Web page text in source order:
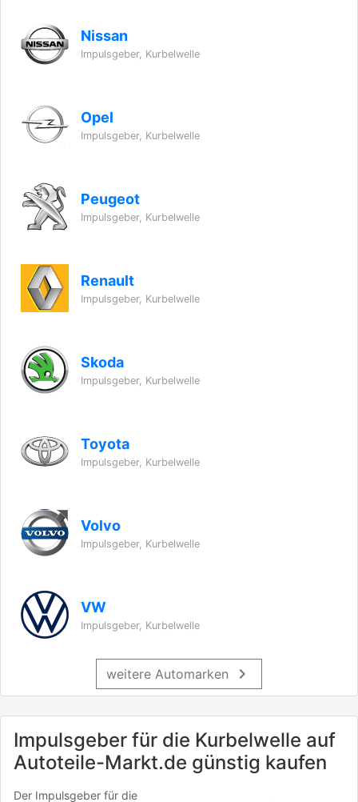
Nissan
Impulsgeber, Kurbelwelle
Opel
Impulsgeber, Kurbelwelle
Peugeot
Impulsgeber, Kurbelwelle
Renault
Impulsgeber, Kurbelwelle
Skoda
Impulsgeber, Kurbelwelle
Toyota
Impulsgeber, Kurbelwelle
Volvo
Impulsgeber, Kurbelwelle
VW
Impulsgeber, Kurbelwelle
weitere Automarken chevron_right
Impulsgeber für die Kurbelwelle auf
Autoteile-Markt.de günstig kaufen
Der Impulsgeber für die